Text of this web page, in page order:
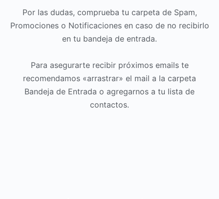
Por las dudas, comprueba tu carpeta de Spam,
Promociones o Notificaciones en caso de no recibirlo
en tu bandeja de entrada.
Para asegurarte recibir próximos emails te
recomendamos «arrastrar» el mail a la carpeta
Bandeja de Entrada o agregarnos a tu lista de
contactos.